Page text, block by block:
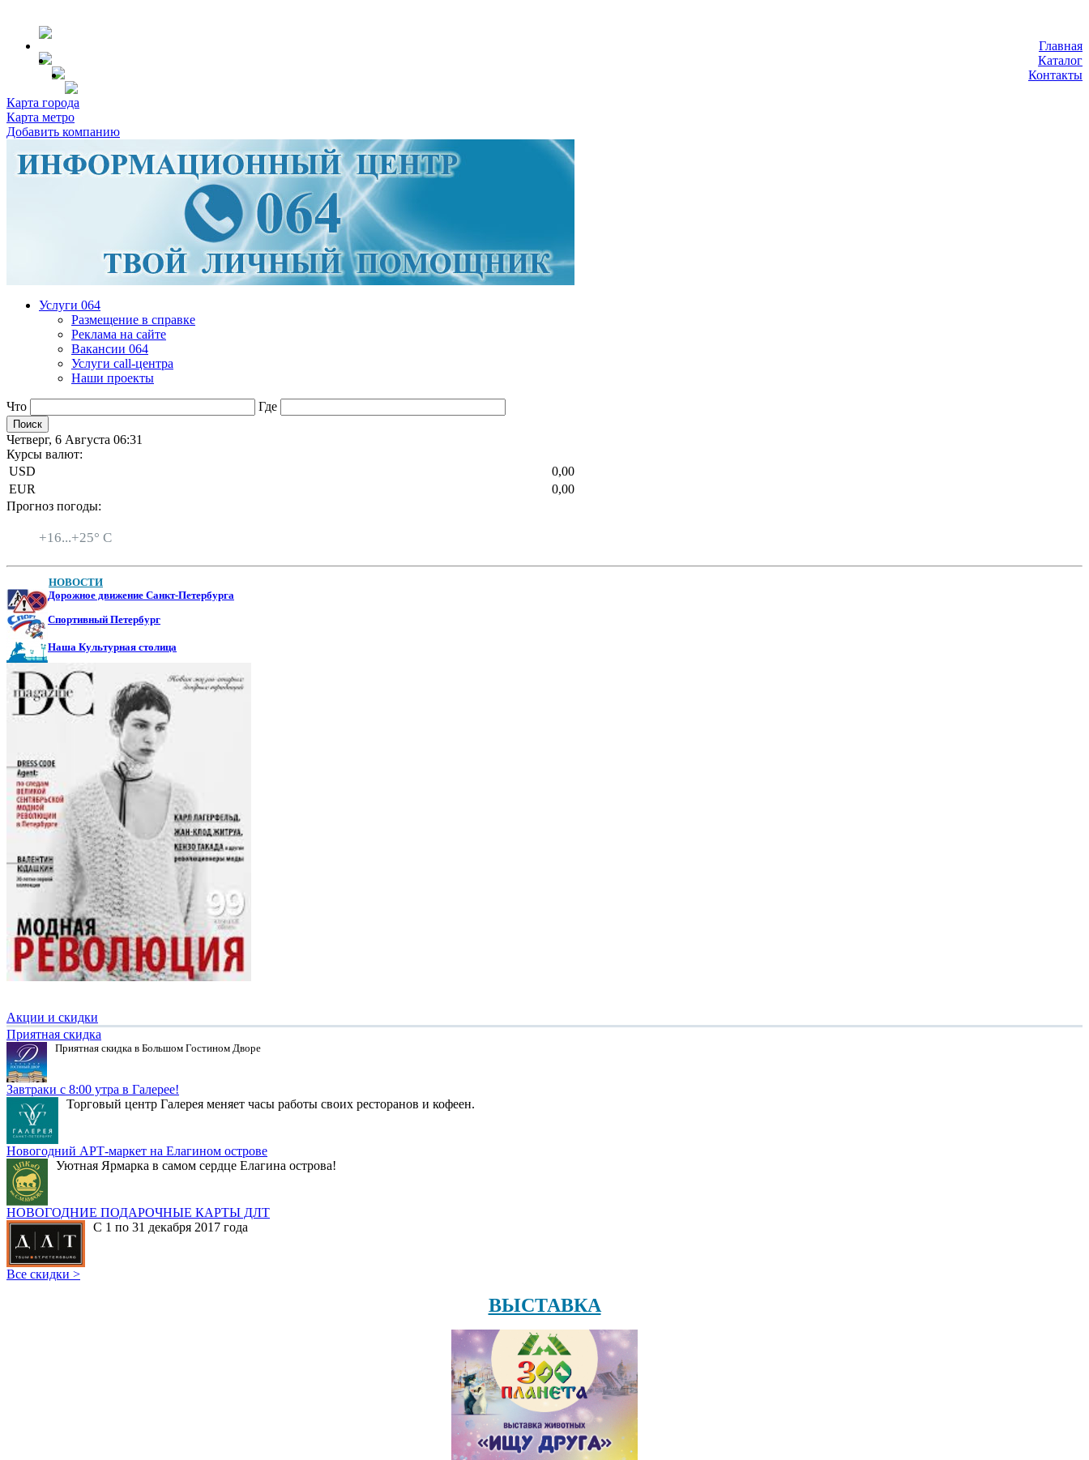
Главная
Каталог
Контакты
Карта города
Карта метро
Добавить компанию
Услуги 064
Размещение в справке
Реклама на сайте
Вакансии 064
Услуги call-центра
Наши проекты
Что Где
Четверг, 6 Августа 06:31
Курсы валют:
USD
0,00
EUR
0,00
Прогноз погоды:
+16...+25° C
НОВОСТИ
Дорожное движение Санкт-Петербурга
Спортивный Петербург
Наша Культурная столица
Акции и скидки
Приятная скидка
Приятная скидка в Большом Гостином Дворе
Завтраки с 8:00 утра в Галерее!
Торговый центр Галерея меняет часы работы своих ресторанов и кофеен.
Новогодний АРТ-маркет на Елагином острове
Уютная Ярмарка в самом сердце Елагина острова!
НОВОГОДНИЕ ПОДАРОЧНЫЕ КАРТЫ ДЛТ
С 1 по 31 декабря 2017 года
Все скидки >
ВЫСТАВКА